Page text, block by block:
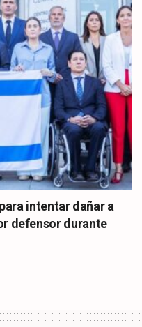
intentar dañar a
defensor durante